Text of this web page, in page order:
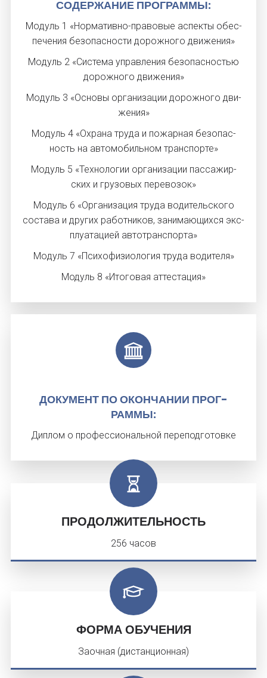
СО­ДЕР­ЖА­НИЕ ПРОГ­РАММЫ:
Мо­дуль 1 «Нор­ма­тив­но-пра­вовые ас­пекты обес­
пе­чения бе­зопас­ности до­рож­но­го дви­жения»
Мо­дуль 2 «Сис­те­ма уп­равле­ния бе­зопас­ностью
до­рож­но­го дви­жения»
Мо­дуль 3 «Основы ор­га­низа­ции до­рож­но­го дви­
жения»
Мо­дуль 4 «Ох­ра­на тру­да и по­жар­ная бе­зопас­
ность на ав­то­мобиль­ном тран­спор­те»
Мо­дуль 5 «Тех­но­логии ор­га­низа­ции пас­са­жир­
ских и гру­зовых пе­рево­зок»
Мо­дуль 6 «Ор­га­низа­ция тру­да во­дитель­ско­го
сос­та­ва и дру­гих ра­бот­ни­ков, за­нима­ющих­ся экс­
плу­ата­ци­ей ав­тотран­спор­та»
Мо­дуль 7 «Пси­хофи­зи­оло­гия тру­да во­дите­ля»
Модуль 8 «Итоговая аттестация»
ДО­КУМЕНТ ПО ОКОН­ЧА­НИИ ПРОГ­
РАММЫ:
Диплом о профессиональной переподготовке
ПРОДОЛЖИТЕЛЬНОСТЬ
256 часов
ФОРМА ОБУЧЕНИЯ
Заочная (дистанционная)